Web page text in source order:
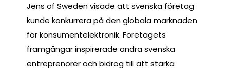
Jens of Sweden visade att svenska företag
kunde konkurrera på den globala marknaden
för konsumentelektronik. Företagets
framgångar inspirerade andra svenska
entreprenörer och bidrog till att stärka